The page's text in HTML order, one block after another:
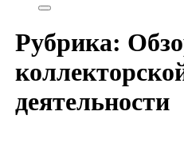
Рубрика:
деятельности